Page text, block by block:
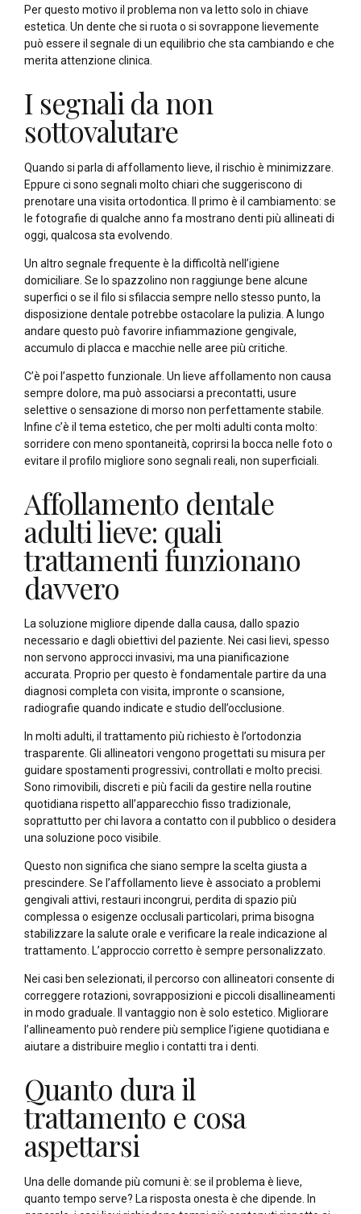
Per questo motivo il problema non va letto solo in chiave
estetica. Un dente che si ruota o si sovrappone lievemente
può essere il segnale di un equilibrio che sta cambiando e che
merita attenzione clinica.
I segnali da non
sottovalutare
Quando si parla di affollamento lieve, il rischio è minimizzare.
Eppure ci sono segnali molto chiari che suggeriscono di
prenotare una visita ortodontica. Il primo è il cambiamento: se
le fotografie di qualche anno fa mostrano denti più allineati di
oggi, qualcosa sta evolvendo.
Un altro segnale frequente è la difficoltà nell’igiene
domiciliare. Se lo spazzolino non raggiunge bene alcune
superfici o se il filo si sfilaccia sempre nello stesso punto, la
disposizione dentale potrebbe ostacolare la pulizia. A lungo
andare questo può favorire infiammazione gengivale,
accumulo di placca e macchie nelle aree più critiche.
C’è poi l’aspetto funzionale. Un lieve affollamento non causa
sempre dolore, ma può associarsi a precontatti, usure
selettive o sensazione di morso non perfettamente stabile.
Infine c’è il tema estetico, che per molti adulti conta molto:
sorridere con meno spontaneità, coprirsi la bocca nelle foto o
evitare il profilo migliore sono segnali reali, non superficiali.
Affollamento dentale
adulti lieve: quali
trattamenti funzionano
davvero
La soluzione migliore dipende dalla causa, dallo spazio
necessario e dagli obiettivi del paziente. Nei casi lievi, spesso
non servono approcci invasivi, ma una pianificazione
accurata. Proprio per questo è fondamentale partire da una
diagnosi completa con visita, impronte o scansione,
radiografie quando indicate e studio dell’occlusione.
In molti adulti, il trattamento più richiesto è l’ortodonzia
trasparente. Gli allineatori vengono progettati su misura per
guidare spostamenti progressivi, controllati e molto precisi.
Sono rimovibili, discreti e più facili da gestire nella routine
quotidiana rispetto all’apparecchio fisso tradizionale,
soprattutto per chi lavora a contatto con il pubblico o desidera
una soluzione poco visibile.
Questo non significa che siano sempre la scelta giusta a
prescindere. Se l’affollamento lieve è associato a problemi
gengivali attivi, restauri incongrui, perdita di spazio più
complessa o esigenze occlusali particolari, prima bisogna
stabilizzare la salute orale e verificare la reale indicazione al
trattamento. L’approccio corretto è sempre personalizzato.
Nei casi ben selezionati, il percorso con allineatori consente di
correggere rotazioni, sovrapposizioni e piccoli disallineamenti
in modo graduale. Il vantaggio non è solo estetico. Migliorare
l’allineamento può rendere più semplice l’igiene quotidiana e
aiutare a distribuire meglio i contatti tra i denti.
Quanto dura il
trattamento e cosa
aspettarsi
Una delle domande più comuni è: se il problema è lieve,
quanto tempo serve? La risposta onesta è che dipende. In